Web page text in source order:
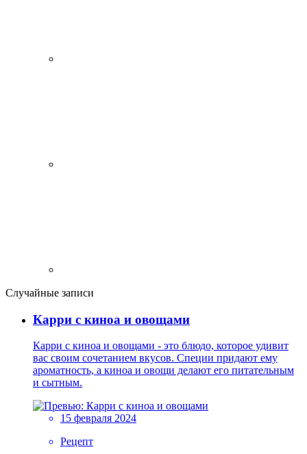
Случайные записи
Карри с киноа и овощами
Карри с киноа и овощами - это блюдо, которое удивит
вас своим сочетанием вкусов. Специи придают ему
ароматность, а киноа и овощи делают его питательным
и сытным.
15 февраля 2024
Рецепт